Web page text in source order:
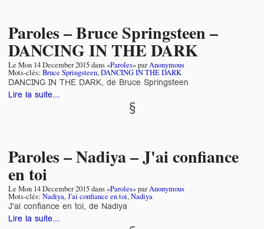
Paroles – Bruce Springsteen –
DANCING IN THE DARK
Le Mon 14 December 2015dans «Paroles» parAnonymous
Mots-clés: Bruce Springsteen,DANCING IN THE DARK
DANCING IN THE DARK, de Bruce Springsteen
Lire la suite...
Paroles – Nadiya – J'ai confiance
en toi
Le Mon 14 December 2015dans «Paroles» parAnonymous
Mots-clés: Nadiya,J'ai confiance en toi,Nadiya
J'ai confiance en toi, de Nadiya
Lire la suite...